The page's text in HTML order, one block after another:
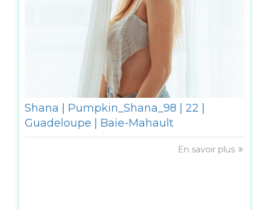
Shana | Pumpkin_Shana_98 | 22 |
Guadeloupe | Baie-Mahault
En savoir plus